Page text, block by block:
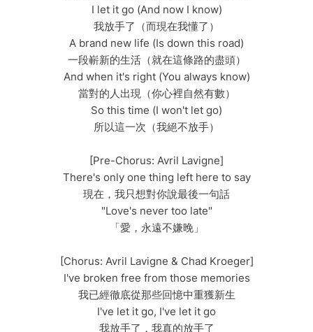
I let it go (And now I know)
我放手了（而現在我懂了）
A brand new life (Is down this road)
一段嶄新的生活（就在這條路的盡頭）
And when it's right (You always know)
當對的人出現（你心裡自然有數）
So this time (I won't let go)
所以這一次（我絕不放手）
[Pre-Chorus: Avril Lavigne]
There's only one thing left here to say
現在，我只想對你說最後一句話
"Love's never too late"
「愛，永遠不嫌晚」
[Chorus: Avril Lavigne & Chad Kroeger]
I've broken free from those memories
我已經徹底從那些回憶中重獲新生
I've let it go, I've let it go
我放手了，我真的放手了